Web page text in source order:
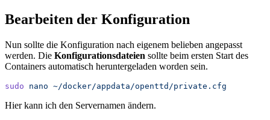
Bearbeiten der Konfiguration
Nun sollte die Konfiguration nach eigenem belieben angepasst
werden. Die Konfigurationsdateien sollte beim ersten Start des
Containers automatisch heruntergeladen worden sein.
sudo nano ~/docker/appdata/openttd/private.cfg
Hier kann ich den Servernamen ändern.